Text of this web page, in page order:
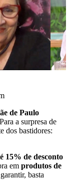
de Paulo
a surpresa de
dos bastidores:
15% de desconto
em produtos de
basta